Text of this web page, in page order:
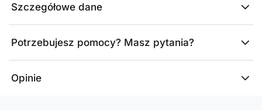
Szczegółowe dane
Potrzebujesz pomocy? Masz pytania?
Opinie